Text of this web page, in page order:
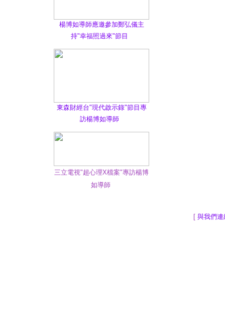
楊博如導師應邀參加鄭弘儀主
持"幸福照過來"節目
東森財經台"現代啟示錄"節目專
訪楊博如導師
三立電視"超心理X檔案"專訪楊博
如導師
[ 與我們連